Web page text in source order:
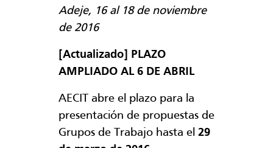
Adeje, 16 al 18 de noviembre
de 2016
[Actualizado] PLAZO
AMPLIADO AL 6 DE ABRIL
AECIT abre el plazo para la
presentación de propuestas de
Grupos de Trabajo hasta el 29